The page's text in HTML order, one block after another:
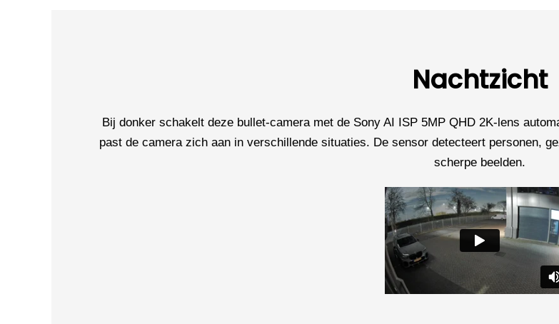
Nachtzicht
Bij donker schakelt deze bullet-camera met de Sony AI ISP 5MP QHD 2K-lens
past de camera zich aan in verschillende situaties. De sensor detecteert personen,
scherpe beelden.